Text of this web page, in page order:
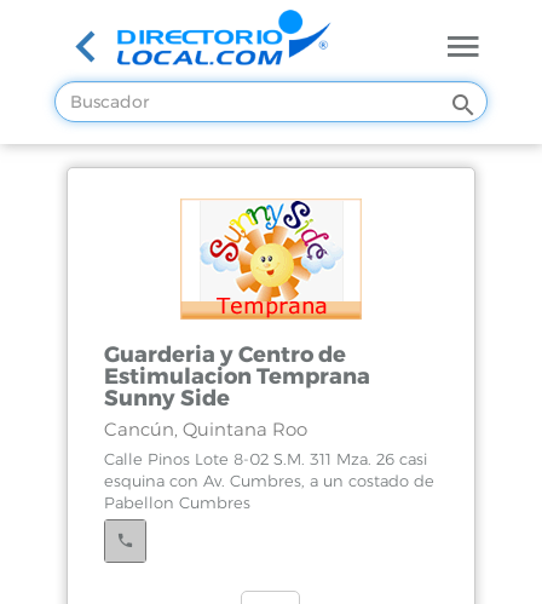
Guarderia y Centro de
Estimulacion Temprana
Sunny Side
Cancún, Quintana Roo
Calle Pinos Lote 8-02 S.M. 311 Mza. 26 casi
esquina con Av. Cumbres, a un costado de
Pabellon Cumbres